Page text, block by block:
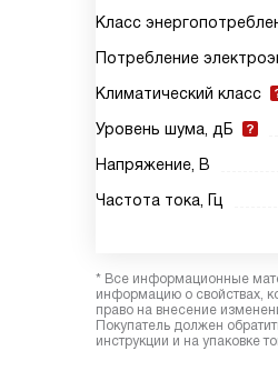
Класс
Потребление
Климатический класс
Уровень шума, дБ
Напряжение, В
Частота тока, Гц
* Все информационные
информацию о свойствах,
право на внесение
Покупатель должен
инструкции и на упаковке